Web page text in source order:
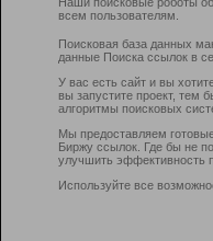
всем пользователям.
Поисковая база данных
данные Поиска ссылок в
У вас есть сайт и вы
вы запустите проект, тем
алгоритмы поисковых
Мы предоставляем
Биржу ссылок. Где бы не
улучшить эффективность
Используйте все